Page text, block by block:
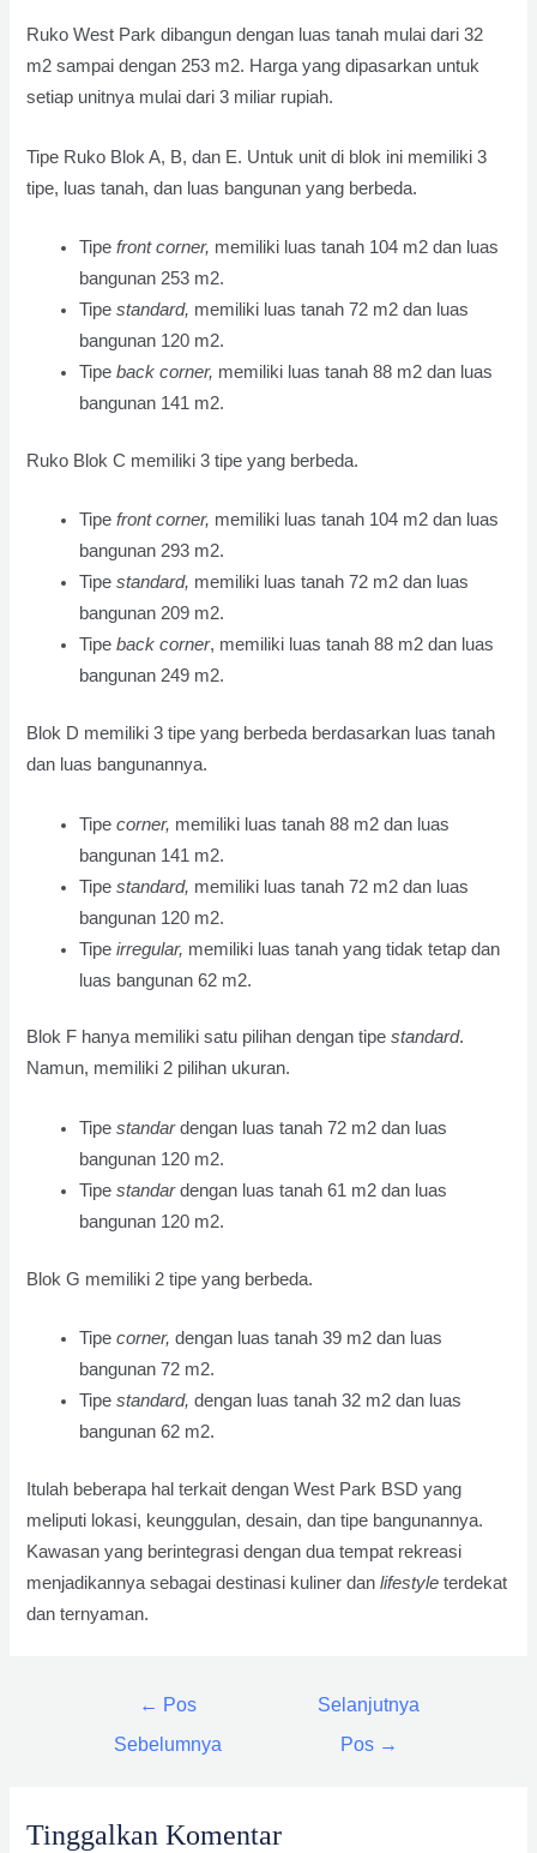
Ruko West Park dibangun dengan luas tanah mulai dari 32
m2 sampai dengan 253 m2. Harga yang dipasarkan untuk
setiap unitnya mulai dari 3 miliar rupiah.
Tipe Ruko Blok A, B, dan E. Untuk unit di blok ini memiliki 3
tipe, luas tanah, dan luas bangunan yang berbeda.
Tipefront corner, memiliki luas tanah 104 m2 dan luas
bangunan 253 m2.
Tipestandard, memiliki luas tanah 72 m2 dan luas
bangunan 120 m2.
Tipeback corner, memiliki luas tanah 88 m2 dan luas
bangunan 141 m2.
Ruko Blok C memiliki 3 tipe yang berbeda.
Tipe front corner, memiliki luas tanah 104 m2 dan luas
bangunan 293 m2.
Tipestandard, memiliki luas tanah 72 m2 dan luas
bangunan 209 m2.
Tipeback corner, memiliki luas tanah 88 m2 dan luas
bangunan 249 m2.
Blok D memiliki 3 tipe yang berbeda berdasarkan luas tanah
dan luas bangunannya.
Tipecorner, memiliki luas tanah 88 m2 dan luas
bangunan 141 m2.
Tipestandard, memiliki luas tanah 72 m2 dan luas
bangunan 120 m2.
Tipeirregular, memiliki luas tanah yang tidak tetap dan
luas bangunan 62 m2.
Blok F hanya memiliki satu pilihan dengan tipestandard.
Namun, memiliki 2 pilihan ukuran.
Tipestandardengan luas tanah 72 m2 dan luas
bangunan 120 m2.
Tipestandardengan luas tanah 61 m2 dan luas
bangunan 120 m2.
Blok G memiliki 2 tipe yang berbeda.
Tipecorner, dengan luas tanah 39 m2 dan luas
bangunan 72 m2.
Tipestandard,dengan luas tanah 32 m2 dan luas
bangunan 62 m2.
Itulah beberapa hal terkait dengan West Park BSD yang
meliputi lokasi, keunggulan, desain, dan tipe bangunannya.
Kawasan yang berintegrasi dengan dua tempat rekreasi
menjadikannya sebagai destinasi kuliner danlifestyle terdekat
dan ternyaman.
← Pos
Sebelumnya
Selanjutnya
Pos →
Tinggalkan Komentar